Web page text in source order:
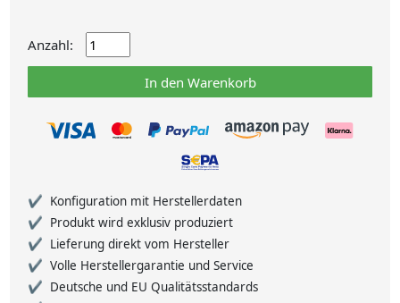
Anzahl:
In den Warenkorb
Konfiguration mit Herstellerdaten
Produkt wird exklusiv produziert
Lieferung direkt vom Hersteller
Volle Herstellergarantie und Service
Deutsche und EU Qualitätsstandards